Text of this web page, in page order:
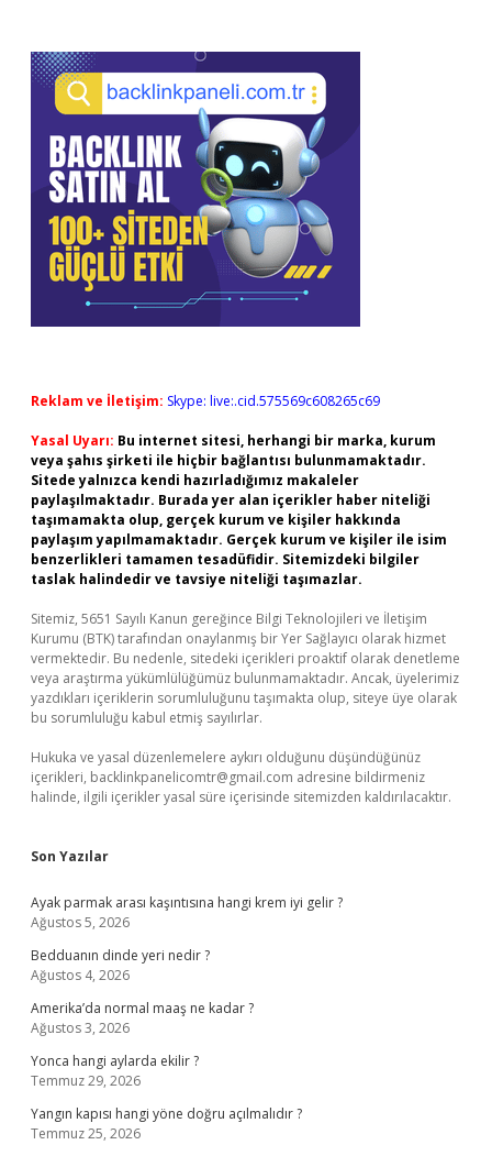
Sidebar
Reklam ve İletişim: Skype: live:.cid.575569c608265c69
Yasal Uyarı: Bu internet sitesi, herhangi bir marka, kurum
veya şahıs şirketi ile hiçbir bağlantısı bulunmamaktadır.
Sitede yalnızca kendi hazırladığımız makaleler
paylaşılmaktadır. Burada yer alan içerikler haber niteliği
taşımamakta olup, gerçek kurum ve kişiler hakkında
paylaşım yapılmamaktadır. Gerçek kurum ve kişiler ile isim
benzerlikleri tamamen tesadüfidir. Sitemizdeki bilgiler
taslak halindedir ve tavsiye niteliği taşımazlar.
Sitemiz, 5651 Sayılı Kanun gereğince Bilgi Teknolojileri ve İletişim
Kurumu (BTK) tarafından onaylanmış bir Yer Sağlayıcı olarak hizmet
vermektedir. Bu nedenle, sitedeki içerikleri proaktif olarak denetleme
veya araştırma yükümlülüğümüz bulunmamaktadır. Ancak, üyelerimiz
yazdıkları içeriklerin sorumluluğunu taşımakta olup, siteye üye olarak
bu sorumluluğu kabul etmiş sayılırlar.
Hukuka ve yasal düzenlemelere aykırı olduğunu düşündüğünüz
içerikleri, backlinkpanelicomtr@gmail.com adresine bildirmeniz
halinde, ilgili içerikler yasal süre içerisinde sitemizden kaldırılacaktır.
Son Yazılar
Ayak parmak arası kaşıntısına hangi krem iyi gelir ?
Ağustos 5, 2026
Bedduanın dinde yeri nedir ?
Ağustos 4, 2026
Amerika’da normal maaş ne kadar ?
Ağustos 3, 2026
Yonca hangi aylarda ekilir ?
Temmuz 29, 2026
Yangın kapısı hangi yöne doğru açılmalıdır ?
Temmuz 25, 2026